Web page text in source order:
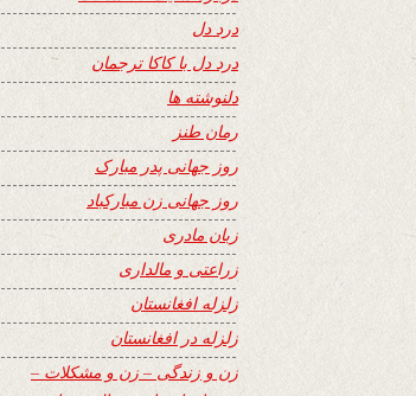
درد دل
درد دل با کاکا ترجمان
دلنوشته ها
رمان طنز
روز جهانی پدر مبارک
روز جهانی زن مبارکباد
زبان مادری
زراعتی و مالداری
زلزله افغانستان
زلزله در افغانستان
زن و زندگی – زن و مشکلات –